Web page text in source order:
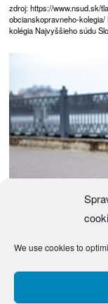
We use cookies to
zdroj: https://www.nsud.sk/
obcianskopravneho-
kolégia Najvyššieho súdu
Návrh zákona o
(Návrh) Zákon z … 2026 o
zákonov Národná rada